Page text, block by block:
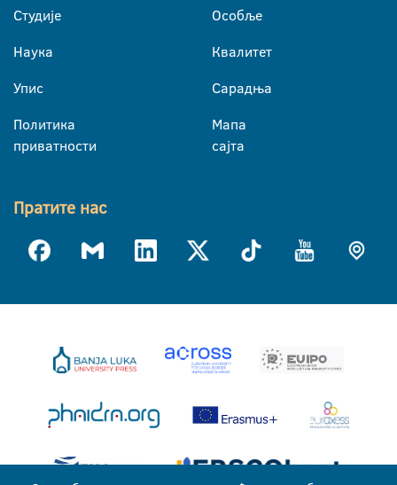
Студије
Наука
Упис
Политика
приватности
Особље
Квалитет
Сарадња
Мапа
сајта
Пратите нас